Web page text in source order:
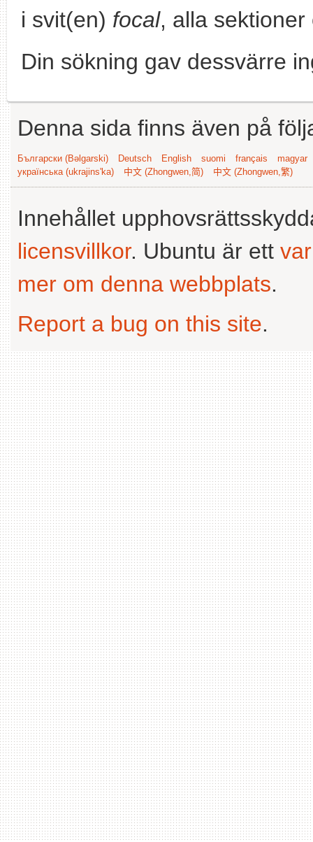
i svit(en) focal, alla
Din sökning gav dessvärre
Denna sida finns även på
Български (Bəlgarski) Deutsch English suomi français
magyar
українська (ukrajins'ka)
中文 (Zhongwen,简) 中文 (Zhongwen,繁)
Innehållet
licensvillkor. Ubuntu är ett
mer om denna webbplats.
Report a bug on this site.